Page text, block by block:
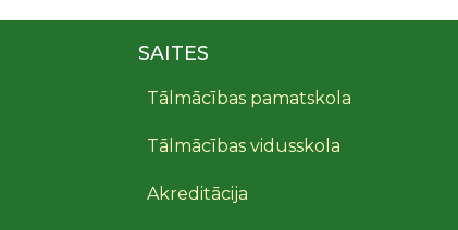
SAITES
Tālmācības pamatskola
Tālmācības vidusskola
Akreditācija